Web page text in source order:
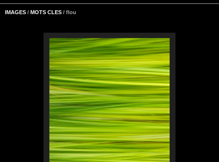
IMAGES / MOTS CLES / flou